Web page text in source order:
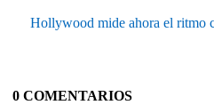
Hollywood mide ahora el ritmo
0 COMENTARIOS